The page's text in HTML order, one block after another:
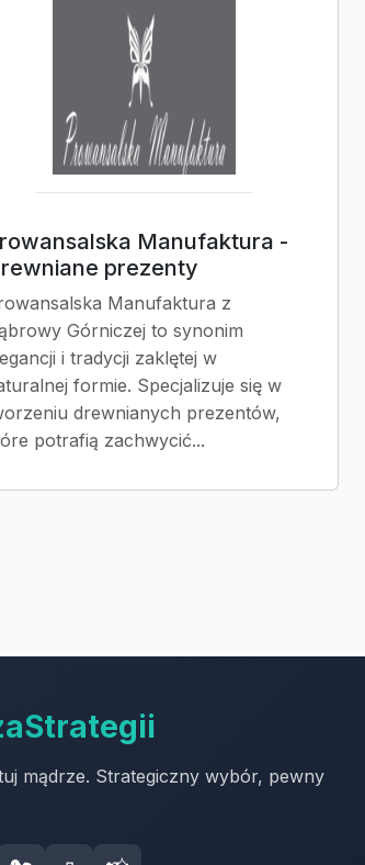
Manufaktura -
prezenty
Manufaktura z
Górniczej to synonim
i tradycji zaklętej w
formie. Specjalizuje się w
drewnianych prezentów,
potrafią zachwycić...
mądrze. Strategiczny wybór, pewny